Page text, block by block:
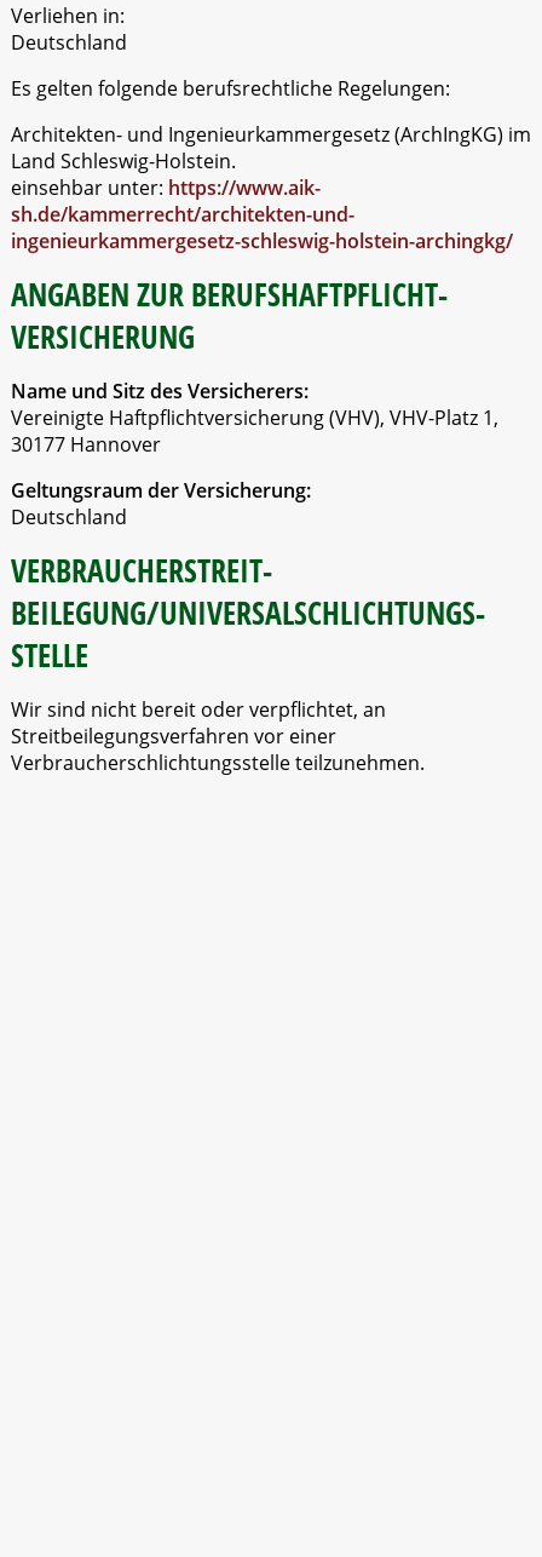
Verliehen in:
Deutschland
Es gelten folgende berufsrechtliche Regelungen:
Architekten- und Ingenieurkammergesetz (ArchIngKG) im
Land Schleswig-Holstein.
einsehbar unter: https://www.aik-
sh.de/kammerrecht/architekten-und-
ingenieurkammergesetz-schleswig-holstein-archingkg/
ANGABEN ZUR BERUFS­HAFTPFLICHT­
VERSICHERUNG
Name und Sitz des Versicherers:
Vereinigte Haftpflichtversicherung (VHV), VHV-Platz 1,
30177 Hannover
Geltungsraum der Versicherung:
Deutschland
VERBRAUCHER­STREIT­
BEILEGUNG/UNIVERSAL­SCHLICHTUNGS­
STELLE
Wir sind nicht bereit oder verpflichtet, an
Streitbeilegungsverfahren vor einer
Verbraucherschlichtungsstelle teilzunehmen.